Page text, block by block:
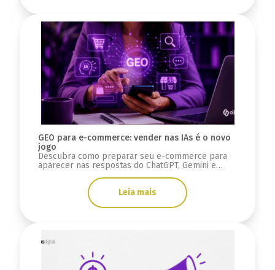
GEO para e-commerce: vender nas IAs é o novo
jogo
Descubra como preparar seu e-commerce para
aparecer nas respostas do ChatGPT, Gemini e
Leia mais